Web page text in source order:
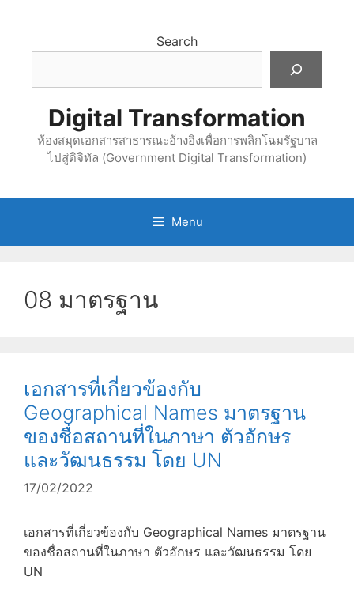
content
Search
Digital Transformation
ห้องสมุดเอกสารสาธารณะอ้างอิงเพื่อการพลิกโฉมรัฐบาล
ไปสู่ดิจิทัล (Government Digital Transformation)
Menu
08 มาตรฐาน
เอกสารที่เกี่ยวข้องกับ
Geographical Names มาตรฐาน
ของชื่อสถานที่ในภาษา ตัวอักษร
และวัฒนธรรม โดย UN
17/02/2022
เอกสารที่เกี่ยวข้องกับ Geographical Names มาตรฐาน
ของชื่อสถานที่ในภาษา ตัวอักษร และวัฒนธรรม โดย
UN